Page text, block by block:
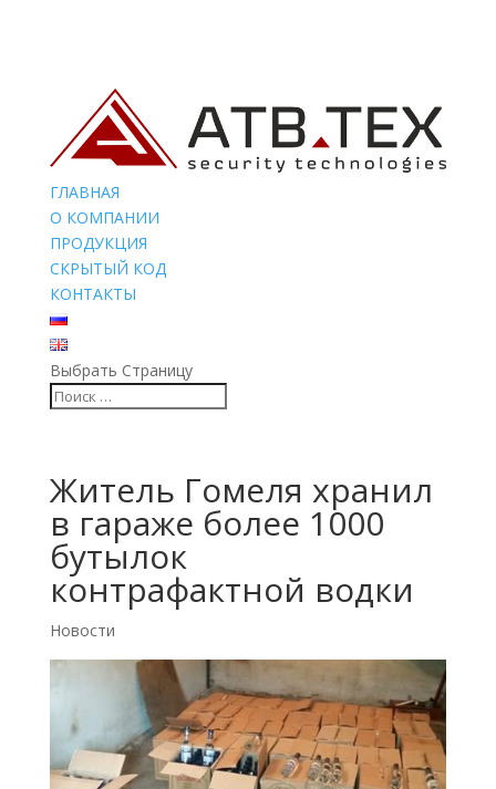
ГЛАВНАЯ
О КОМПАНИИ
ПРОДУКЦИЯ
СКРЫТЫЙ КОД
КОНТАКТЫ
Выбрать Страницу
Житель Гомеля хранил
в гараже более 1000
бутылок
контрафактной водки
Новости